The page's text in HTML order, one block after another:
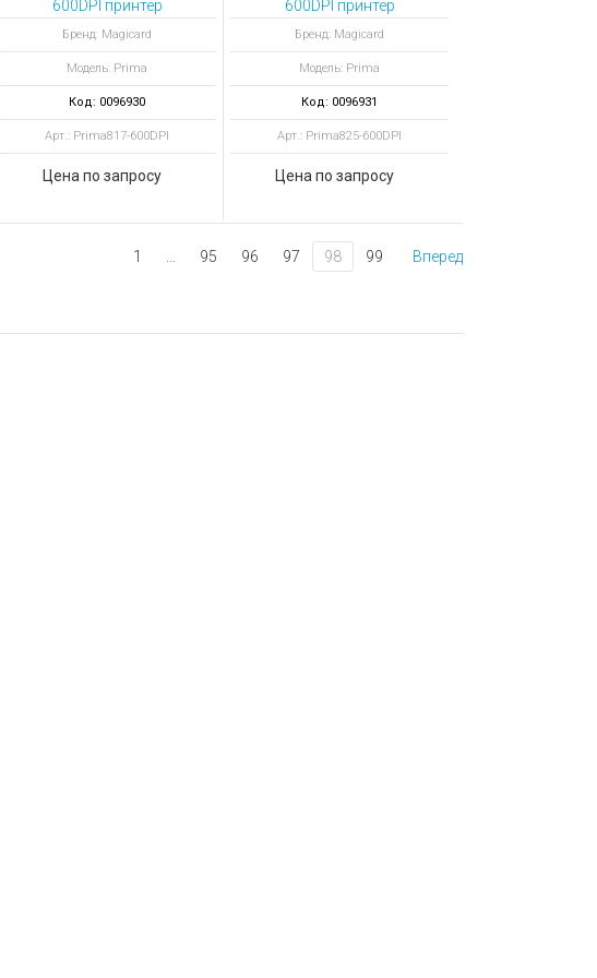
600DPI принтер
пластиковых карт
Prima 600DPI Duo Mag
Contact
Бренд: Magicard
Модель: Prima
Код: 0096930
Арт.: Prima817-600DPI
Цена по запросу
600DPI принтер
пластиковых карт
Prima 600DPI Duo Mag
Smart
Бренд: Magicard
Модель: Prima
Код: 0096931
Арт.: Prima825-600DPI
Цена по запросу
1 95 96 97 98 99 Вперед